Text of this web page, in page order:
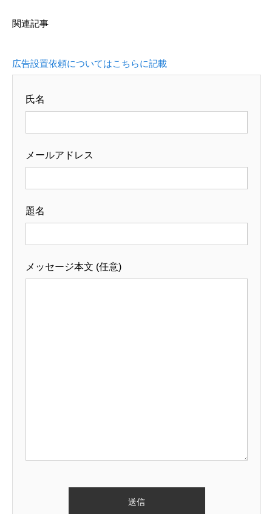
関連記事
広告設置依頼についてはこちらに記載
氏名
メールアドレス
題名
メッセージ本文 (任意)